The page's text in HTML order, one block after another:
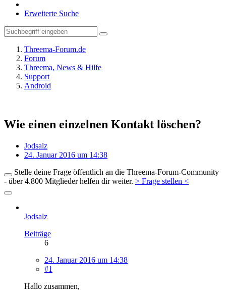
Erweiterte Suche
Threema-Forum.de
Forum
Threema, News & Hilfe
Support
Android
Wie einen einzelnen Kontakt löschen?
Jodsalz
24. Januar 2016 um 14:38
Stelle deine Frage öffentlich an die Threema-Forum-Community
- über 4.800 Mitglieder helfen dir weiter. > Frage stellen <
Jodsalz
Beiträge
6
24. Januar 2016 um 14:38
#1
Hallo zusammen,